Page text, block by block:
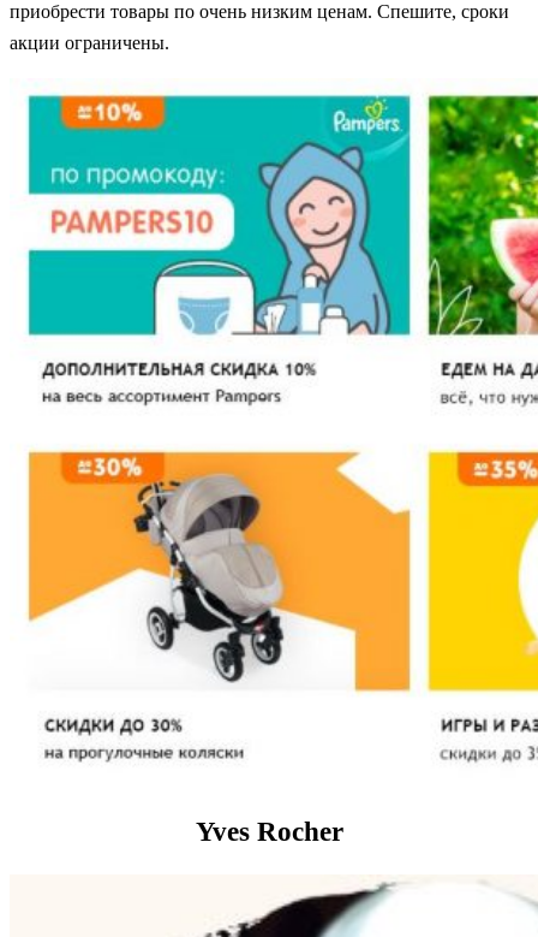
приобрести товары по очень низким ценам. Спешите, сроки
акции ограничены.
Yves Rocher